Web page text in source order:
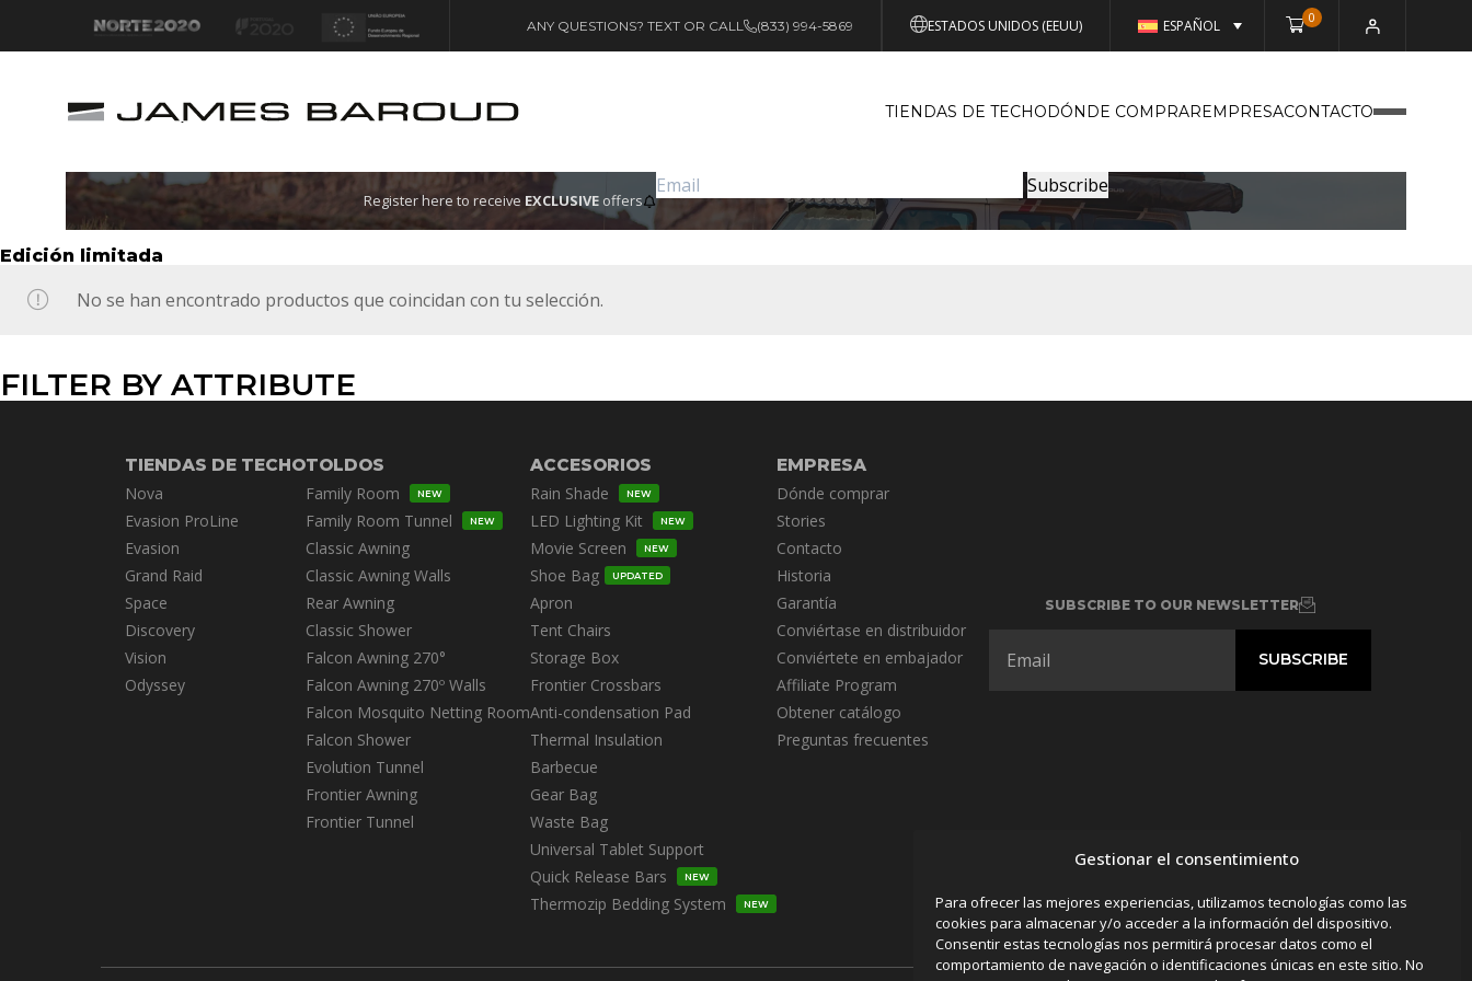
Gestionar el consentimiento
Para ofrecer las mejores experiencias, utilizamos tecnologías como las
cookies para almacenar y/o acceder a la información del dispositivo.
Consentir estas tecnologías nos permitirá procesar datos como el
comportamiento de navegación o identificaciones únicas en este sitio. No
ESTADOS UNIDOS (EEUU)
ANY QUESTIONS? TEXT OR CALL (833) 994-5869 ESPAÑOL 0
Let's go! TIENDAS DE TECHODÓNDE COMPRAREMPRESACONTACTO
Register here to receive EXCLUSIVE offers
Edición limitada
No se han encontrado productos que coincidan con tu selección.
FILTER BY ATTRIBUTE
TIENDAS DE TECHO
Nova
Evasion ProLine
Evasion
Grand Raid
Space
Discovery
Vision
Odyssey
TOLDOS
Family Room
NEW
Family Room Tunnel NEW
Classic Awning
Classic Awning Walls
Rear Awning
Classic Shower
Falcon Awning 270°
Falcon Awning 270º Walls
Falcon Mosquito Netting Room
Falcon Shower
Evolution Tunnel
Frontier Awning
Frontier Tunnel
ACCESORIOS
Rain Shade
NEW
LED Lighting Kit NEW
Movie Screen NEW
Shoe Bag UPDATED
Apron
Tent Chairs
Storage Box
Frontier Crossbars
Anti-condensation Pad
Thermal Insulation
Barbecue
Gear Bag
Waste Bag
Universal Tablet Support
Quick Release Bars
NEW
Thermozip Bedding System NEW
EMPRESA
Dónde comprar
Stories
Contacto
Historia
Garantía
Conviértase en distribuidor
Conviértete en embajador
Affiliate Program
Obtener catálogo
Preguntas frecuentes
SUBSCRIBE TO OUR NEWSLETTER